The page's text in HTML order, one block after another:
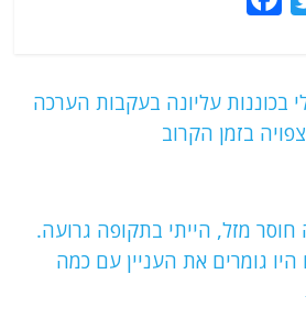
er
e
b
k
בכוננות עליונה בעקבות הערכה
בזמן הקרוב
חוסר מזל, הייתי בתקופה גרועה.
גומרים את העניין עם כמה